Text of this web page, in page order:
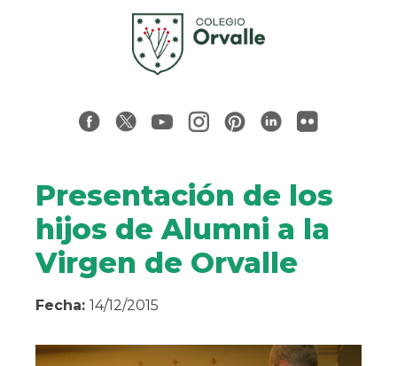
Presentación de los
hijos de Alumni a la
Virgen de Orvalle
Fecha: 14/12/2015